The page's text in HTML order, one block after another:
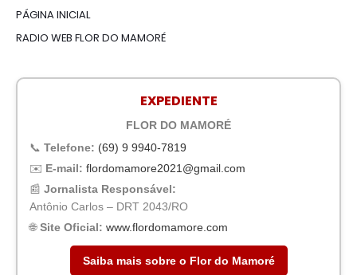
PÁGINA INICIAL
RADIO WEB FLOR DO MAMORÉ
EXPEDIENTE
FLOR DO MAMORÉ
📞 Telefone: (69) 9 9940-7819
✉️ E-mail: flordomamore2021@gmail.com
📰 Jornalista Responsável:
Antônio Carlos – DRT 2043/RO
🌐Site Oficial: www.flordomamore.com
Saiba mais sobre o Flor do Mamoré